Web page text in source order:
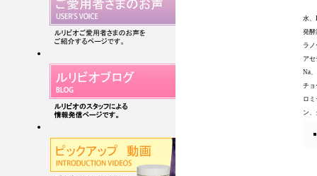
水、
発酵
ラ
ア
Na
チョ
ロ
ン